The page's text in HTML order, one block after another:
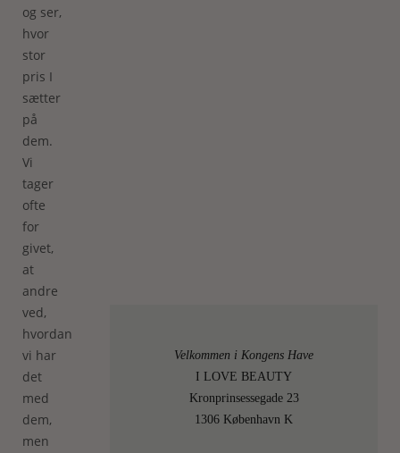
og ser,
hvor
stor
pris I
sætter
på
dem.
Vi
tager
ofte
for
givet,
at
andre
ved,
hvordan
vi har
det
med
dem,
men
Velkommen i Kongens Have
I LOVE BEAUTY
Kronprinsessegade 23
1306 København K